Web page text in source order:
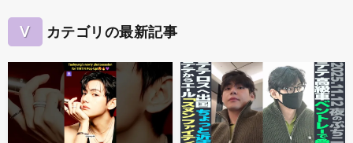
V カテゴリの最新記事